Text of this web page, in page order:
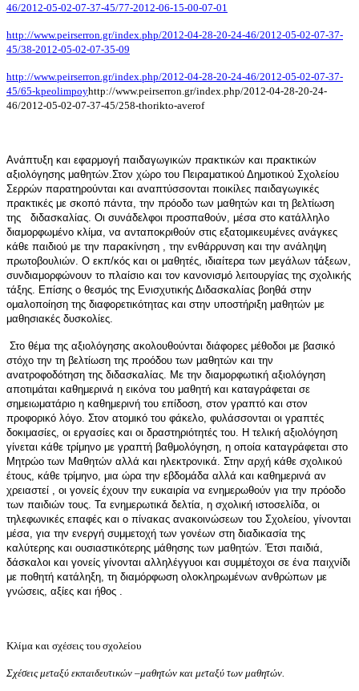
46/2012-05-02-07-37-45/77-2012-06-15-00-07-01
http://www.peirserron.gr/index.php/2012-04-28-20-24-46/2012-05-02-07-37-
45/38-2012-05-02-07-35-09
http://www.peirserron.gr/index.php/2012-04-28-20-24-46/2012-05-02-07-37-
45/65-kpeolimpoyhttp://www.peirserron.gr/index.php/2012-04-28-20-24-
46/2012-05-02-07-37-45/258-thorikto-averof
Ανάπτυξη και εφαρμογή παιδαγωγικών πρακτικών και πρακτικών
αξιολόγησης μαθητών.Στον χώρο του Πειραματικού Δημοτικού Σχολείου
Σερρών παρατηρούνται και αναπτύσσονται ποικίλες παιδαγωγικές
πρακτικές με σκοπό πάντα, την πρόοδο των μαθητών και τη βελτίωση
της διδασκαλίας. Οι συνάδελφοι προσπαθούν, μέσα στο κατάλληλο
διαμορφωμένο κλίμα, να ανταποκριθούν στις εξατομικευμένες ανάγκες
κάθε παιδιού με την παρακίνηση , την ενθάρρυνση και την ανάληψη
πρωτοβουλιών. Ο εκπ/κός και οι μαθητές, ιδιαίτερα των μεγάλων τάξεων,
συνδιαμορφώνουν το πλαίσιο και τον κανονισμό λειτουργίας της σχολικής
τάξης. Επίσης ο θεσμός της Ενισχυτικής Διδασκαλίας βοηθά στην
ομαλοποίηση της διαφορετικότητας και στην υποστήριξη μαθητών με
μαθησιακές δυσκολίες.
Στο θέμα της αξιολόγησης ακολουθούνται διάφορες μέθοδοι με βασικό
στόχο την τη βελτίωση της προόδου των μαθητών και την
ανατροφοδότηση της διδασκαλίας. Με την διαμορφωτική αξιολόγηση
αποτιμάται καθημερινά η εικόνα του μαθητή και καταγράφεται σε
σημειωματάριο η καθημερινή του επίδοση, στον γραπτό και στον
προφορικό λόγο. Στον ατομικό του φάκελο, φυλάσσονται οι γραπτές
δοκιμασίες, οι εργασίες και οι δραστηριότητές του. Η τελική αξιολόγηση
γίνεται κάθε τρίμηνο με γραπτή βαθμολόγηση, η οποία καταγράφεται στο
Μητρώο των Μαθητών αλλά και ηλεκτρονικά. Στην αρχή κάθε σχολικού
έτους, κάθε τρίμηνο, μια ώρα την εβδομάδα αλλά και καθημερινά αν
χρειαστεί , οι γονείς έχουν την ευκαιρία να ενημερωθούν για την πρόοδο
των παιδιών τους. Τα ενημερωτικά δελτία, η σχολική ιστοσελίδα, οι
τηλεφωνικές επαφές και ο πίνακας ανακοινώσεων του Σχολείου, γίνονται
μέσα, για την ενεργή συμμετοχή των γονέων στη διαδικασία της
καλύτερης και ουσιαστικότερης μάθησης των μαθητών. Έτσι παιδιά,
δάσκαλοι και γονείς γίνονται αλληλέγγυοι και συμμέτοχοι σε ένα παιχνίδι
με ποθητή κατάληξη, τη διαμόρφωση ολοκληρωμένων ανθρώπων με
γνώσεις, αξίες και ήθος .
Κλίμα και σχέσεις του σχολείου
Σχέσεις μεταξύ εκπαιδευτικών –μαθητών και μεταξύ των μαθητών.